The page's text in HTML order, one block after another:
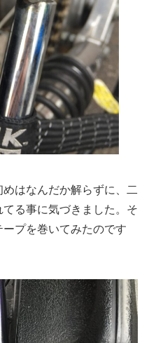
はなんだか解らずに、二
る事に気づきました。そ
プを巻いてみたのです